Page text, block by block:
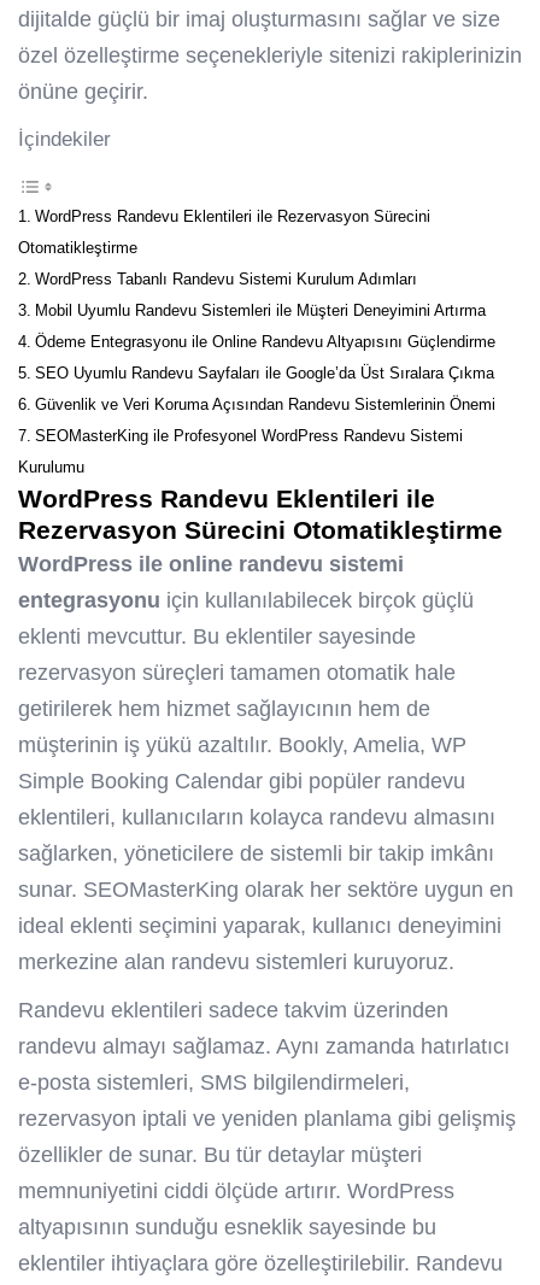
dijitalde güçlü bir imaj oluşturmasını sağlar ve size
özel özelleştirme seçenekleriyle sitenizi rakiplerinizin
önüne geçirir.
İçindekiler
WordPress Randevu Eklentileri ile Rezervasyon Sürecini
Otomatikleştirme
WordPress Tabanlı Randevu Sistemi Kurulum Adımları
Mobil Uyumlu Randevu Sistemleri ile Müşteri Deneyimini Artırma
Ödeme Entegrasyonu ile Online Randevu Altyapısını Güçlendirme
SEO Uyumlu Randevu Sayfaları ile Google’da Üst Sıralara Çıkma
Güvenlik ve Veri Koruma Açısından Randevu Sistemlerinin Önemi
SEOMasterKing ile Profesyonel WordPress Randevu Sistemi
Kurulumu
WordPress Randevu Eklentileri ile
Rezervasyon Sürecini Otomatikleştirme
WordPress ile online randevu sistemi
entegrasyonu için kullanılabilecek birçok güçlü
eklenti mevcuttur. Bu eklentiler sayesinde
rezervasyon süreçleri tamamen otomatik hale
getirilerek hem hizmet sağlayıcının hem de
müşterinin iş yükü azaltılır. Bookly, Amelia, WP
Simple Booking Calendar gibi popüler randevu
eklentileri, kullanıcıların kolayca randevu almasını
sağlarken, yöneticilere de sistemli bir takip imkânı
sunar. SEOMasterKing olarak her sektöre uygun en
ideal eklenti seçimini yaparak, kullanıcı deneyimini
merkezine alan randevu sistemleri kuruyoruz.
Randevu eklentileri sadece takvim üzerinden
randevu almayı sağlamaz. Aynı zamanda hatırlatıcı
e-posta sistemleri, SMS bilgilendirmeleri,
rezervasyon iptali ve yeniden planlama gibi gelişmiş
özellikler de sunar. Bu tür detaylar müşteri
memnuniyetini ciddi ölçüde artırır. WordPress
altyapısının sunduğu esneklik sayesinde bu
eklentiler ihtiyaçlara göre özelleştirilebilir. Randevu